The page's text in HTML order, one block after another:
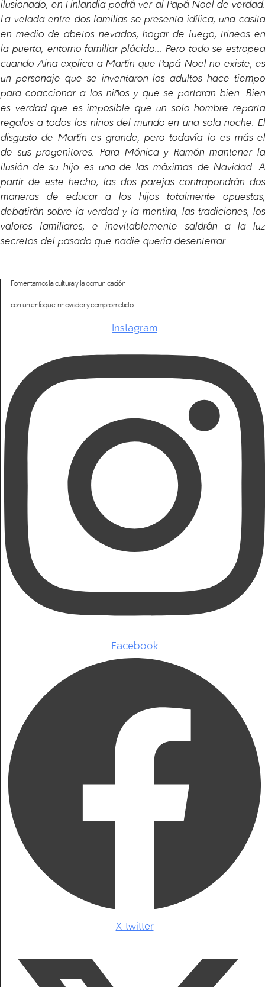
ilusionado, en Finlandia podrá ver al Papá Noel de verdad.
La velada entre dos familias se presenta idílica, una casita
en medio de abetos nevados, hogar de fuego, trineos en
la puerta, entorno familiar plácido… Pero todo se estropea
cuando Aina explica a Martín que Papá Noel no existe, es
un personaje que se inventaron los adultos hace tiempo
para coaccionar a los niños y que se portaran bien. Bien
es verdad que es imposible que un solo hombre reparta
regalos a todos los niños del mundo en una sola noche. El
disgusto de Martín es grande, pero todavía lo es más el
de sus progenitores. Para Mónica y Ramón mantener la
ilusión de su hijo es una de las máximas de Navidad. A
partir de este hecho, las dos parejas contrapondrán dos
maneras de educar a los hijos totalmente opuestas,
debatirán sobre la verdad y la mentira, las tradiciones, los
valores familiares, e inevitablemente saldrán a la luz
secretos del pasado que nadie quería desenterrar.
Fomentamos la cultura y la comunicación
con un enfoque innovador y comprometido
Instagram
Facebook
X-twitter